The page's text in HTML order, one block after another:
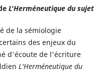
L'Herméneutique du sujet
de la sémiologie
des enjeux du
d'écoute de l'écriture
L'Herméneutique du